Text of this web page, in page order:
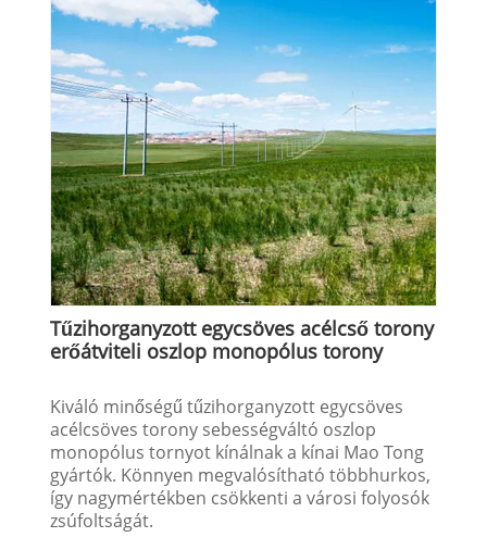
Tűzihorganyzott egycsöves acélcső torony
erőátviteli oszlop monopólus torony
Kiváló minőségű tűzihorganyzott egycsöves
acélcsöves torony sebességváltó oszlop
monopólus tornyot kínálnak a kínai Mao Tong
gyártók. Könnyen megvalósítható többhurkos,
így nagymértékben csökkenti a városi folyosók
zsúfoltságát.